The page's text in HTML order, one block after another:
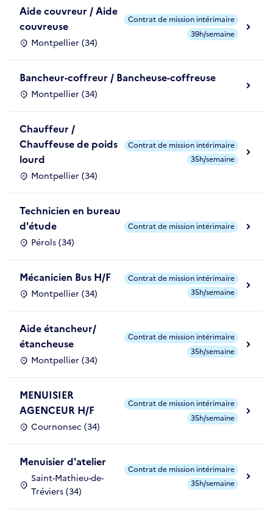
Aide couvreur / Aide
couvreuse
Montpellier (34)
Contrat de mission intérimaire
39h/semaine
Bancheur-coffreur / Bancheuse-coffreuse
Montpellier (34)
Chauffeur /
Chauffeuse de poids
lourd
Montpellier (34)
Contrat de mission intérimaire
35h/semaine
Technicien en bureau
d'étude
Pérols (34)
Contrat de mission intérimaire
Mécanicien Bus H/F
Montpellier (34)
Contrat de mission intérimaire
35h/semaine
Aide étancheur/
étancheuse
Montpellier (34)
Contrat de mission intérimaire
35h/semaine
MENUISIER
AGENCEUR H/F
Cournonsec (34)
Contrat de mission intérimaire
35h/semaine
Menuisier d'atelier
Saint-Mathieu-de-
Tréviers (34)
Contrat de mission intérimaire
35h/semaine